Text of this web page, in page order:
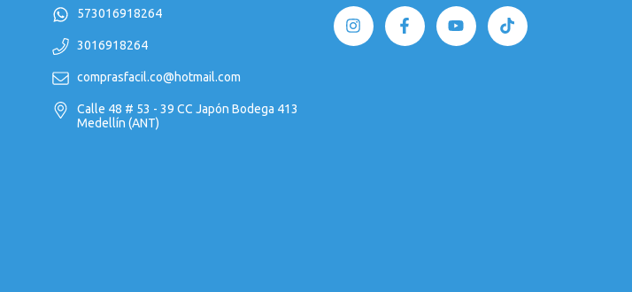
573016918264
3016918264
comprasfacil.co@hotmail.com
Calle 48 # 53 - 39 CC Japón Bodega 413
Medellín (ANT)